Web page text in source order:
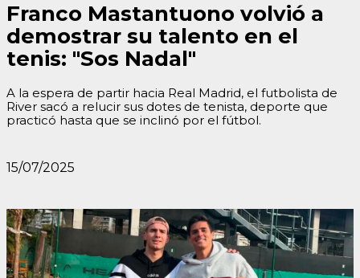
Franco Mastantuono volvió a
demostrar su talento en el
tenis: "Sos Nadal"
A la espera de partir hacia Real Madrid, el futbolista de
River sacó a relucir sus dotes de tenista, deporte que
practicó hasta que se inclinó por el fútbol.
15/07/2025